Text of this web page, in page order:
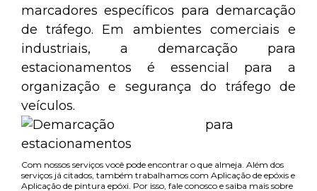
marcadores específicos para demarcação
de tráfego. Em ambientes comerciais e
industriais, a demarcação para
estacionamentos é essencial para a
organização e segurança do tráfego de
veículos.
Com nossos serviços você pode encontrar o que almeja. Além dos
serviços já citados, também trabalhamos com Aplicação de epóxis e
Aplicação de pintura epóxi. Por isso, fale conosco e saiba mais sobre